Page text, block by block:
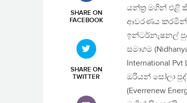
SHARE ON
FACEBOOK
SHARE ON
TWITTER
යන්ත්‍ර මගින් එළි
ආවරණය කරමින්
ඉන්ටර්නැෂනල්
සමාගම
International
ඔරියන් සෝලා
(Everrenew